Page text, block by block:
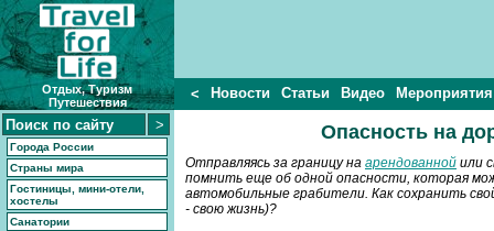
Отдых, Туризм
Путешествия
< Новости Статьи Видео Мероприятия
Города России
Страны мира
Гостиницы, мини-отели,
хостелы
Санатории
Опасность на
Отправляясь за границу на арендованной или
помнить еще об одной опасности, которая
автомобильные грабители. Как сохранить
- свою жизнь)?